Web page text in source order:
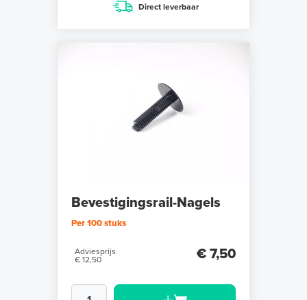
Direct leverbaar
Bevestigingsrail-Nagels
Per 100 stuks
Adviesprijs
€ 12,50
€ 7,50